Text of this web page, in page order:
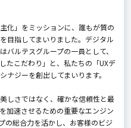
化」をミッションに、誰もが質の
目指してまいりました。デジタル
ルテスグループの一員として、
たこだわり」と、私たちの「UXデ
ジーを創出してまいります。
しさではなく、確かな信頼性と最
加速させるための重要なエンジン
の総合力を活かし、お客様のビジ